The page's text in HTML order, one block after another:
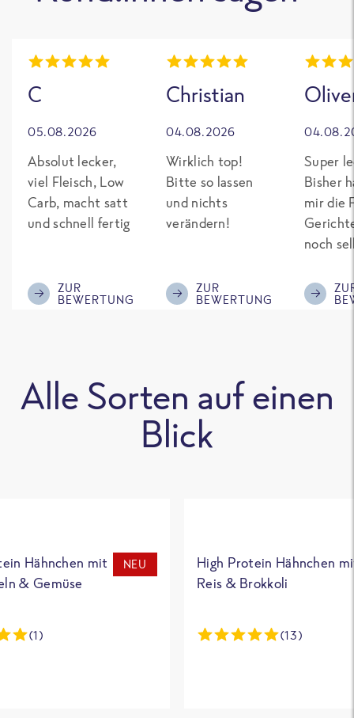
C
05.08.2026
Absolut lecker,
viel Fleisch, Low
Carb, macht satt
und schnell fertig
ZUR
BEWERTUNG
Christian
04.08.2026
Wirklich top!
Bitte so lassen
und nichts
verändern!
ZUR
BEWERTUNG
Super
Bisher
mir die
noch
Eiweiß.
was
Alle Sorten auf einen
Blick
Hähnchen mit
& Gemüse
NEU
(1)
High Protein Hähnchen
Reis & Brokkoli
(13)